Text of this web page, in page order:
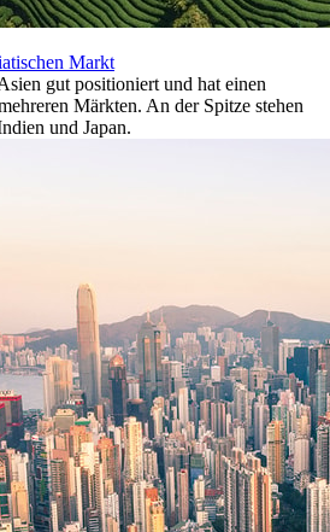
Markt
gut positioniert und hat einen
Märkten. An der Spitze stehen
und Japan.